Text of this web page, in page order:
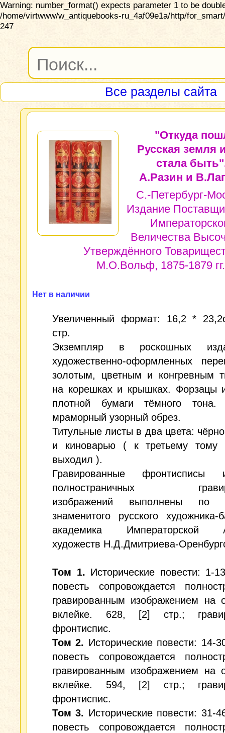
Warning: number_format() expects parameter 1 to be
/home/virtwww/w_antiquebooks-ru_4af09e1a/http/
247
Все разделы сайта
"Откуда
Русская земля
стала
А.Разин и
С.-Петербург-
Издание
Величества
Утверждённого
М.О.Вольф, 1875-1879 гг.
Нет в наличии
Увеличенный формат: 16,2 *
стр.
Экземпляр в роскошных
художественно-оформленных
золотым, цветным и конгревным
на корешках и крышках. Форзацы
плотной бумаги тёмного тона.
мраморный узорный обрез.
Титульные листы в два цвета:
и киноварью ( к третьему тому
выходил ).
Гравированные
полностраничных
изображений выполнены по
знаменитого русского художника-
академика Императорской
художеств Н.Д.Дмитриева-
Том 1. Исторические повести: 1-
повесть сопровождается
гравированным изображением на
вклейке. 628, [2] стр.;
фронтиспис.
Том 2. Исторические повести: 14-
повесть сопровождается
гравированным изображением на
вклейке. 594, [2] стр.;
фронтиспис.
Том 3. Исторические повести: 31-
повесть сопровождается